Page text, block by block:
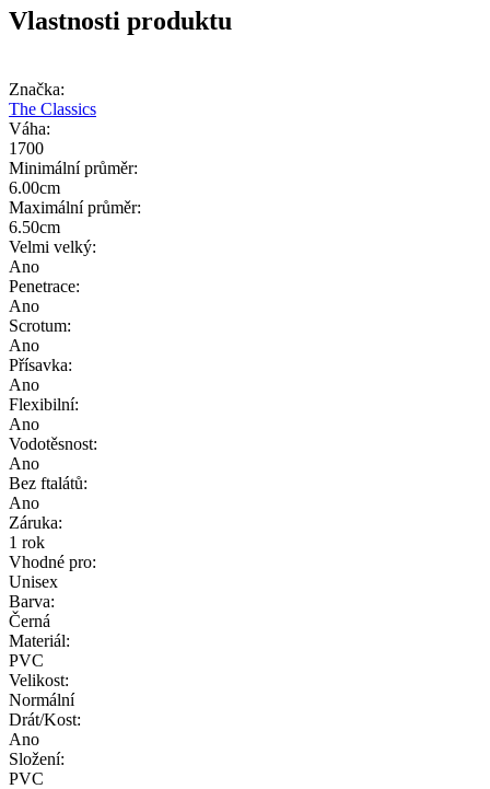
Vlastnosti produktu
Značka:
The Classics
Váha:
1700
Minimální průměr:
6.00cm
Maximální průměr:
6.50cm
Velmi velký:
Ano
Penetrace:
Ano
Scrotum:
Ano
Přísavka:
Ano
Flexibilní:
Ano
Vodotěsnost:
Ano
Bez ftalátů:
Ano
Záruka:
1 rok
Vhodné pro:
Unisex
Barva:
Černá
Materiál:
PVC
Velikost:
Normální
Drát/Kost:
Ano
Složení:
PVC